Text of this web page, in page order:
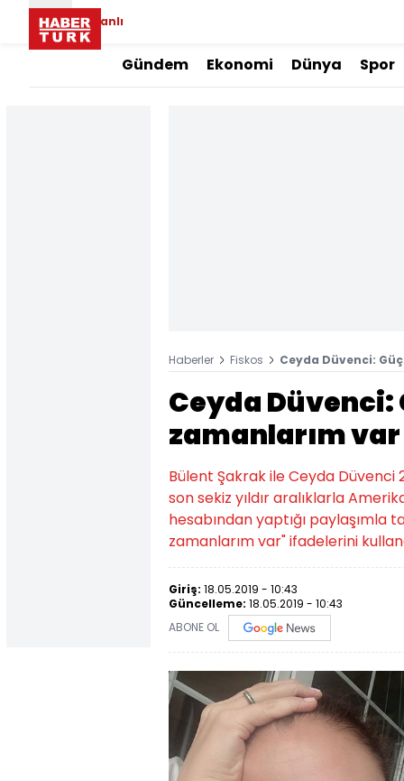
Canlı
Gündem Ekonomi Dünya Spor
Haberler Fiskos Ceyda Düvenci:
Ceyda
zamanlarım var
Bülent Şakrak ile Ceyda Düvenci
son sekiz yıldır aralıklarla
hesabından yaptığı paylaşımla
zamanlarım var" ifadelerini
Giriş: 18.05.2019 - 10:43
Güncelleme: 18.05.2019 - 10:43
ABONE OL